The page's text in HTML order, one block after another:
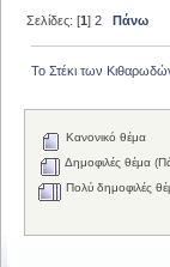
Σελίδες: [1]2 Πάνω
Το Στέκι των
Κανονικό θέμα
Δημοφιλές θέμα
Πολύ δημοφιλές